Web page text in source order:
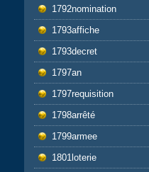
1792nomination
1793affiche
1793decret
1797an
1797requisition
1798arrêté
1799armee
1801loterie